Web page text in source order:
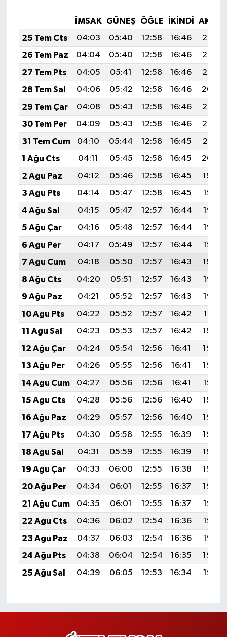
İMSAK GÜNEŞ ÖĞLE İKINDI
25 Tem Cts
04:03 05:40 12:58 16:46
20:06
26 Tem Paz
04:04 05:40 12:58 16:46
20:05
27 Tem Pts
04:05 05:41 12:58 16:46
20:05
28 Tem Sal
04:06 05:42 12:58 16:46
20:04
29 Tem Çar
04:08 05:43 12:58 16:46
20:03
30 Tem Per
04:09 05:43 12:58 16:46
20:02
31 Tem Cum
04:10 05:44 12:58 16:45
20:01
1 Ağu Cts
04:11 05:45 12:58 16:45
20:00
2 Ağu Paz
04:12 05:46 12:58 16:45
19:59
3 Ağu Pts
04:14 05:47 12:58 16:45
19:58
4 Ağu Sal
04:15 05:47 12:57 16:44
19:57
5 Ağu Çar
04:16 05:48 12:57 16:44
19:56
6 Ağu Per
04:17 05:49 12:57 16:44
19:55
7 Ağu Cum
04:18 05:50 12:57 16:43
19:54
8 Ağu Cts
04:20 05:51 12:57 16:43
19:53
9 Ağu Paz
04:21 05:52 12:57 16:43
19:52
10 Ağu Pts
04:22 05:52 12:57 16:42
19:51
11 Ağu Sal
04:23 05:53 12:57 16:42
19:50
12 Ağu Çar
04:24 05:54 12:56 16:41
19:49
13 Ağu Per
04:26 05:55 12:56 16:41
19:48
14 Ağu Cum
04:27 05:56 12:56 16:41
19:47
15 Ağu Cts
04:28 05:56 12:56 16:40
19:45
16 Ağu Paz
04:29 05:57 12:56 16:40
19:44
17 Ağu Pts
04:30 05:58 12:55 16:39
19:43
18 Ağu Sal
04:31 05:59 12:55 16:39
19:42
19 Ağu Çar
04:33 06:00 12:55 16:38
19:40
20 Ağu Per
04:34 06:01 12:55 16:37
19:39
21 Ağu Cum
04:35 06:01 12:55 16:37
19:38
22 Ağu Cts
04:36 06:02 12:54 16:36
19:36
23 Ağu Paz
04:37 06:03 12:54 16:36
19:35
24 Ağu Pts
04:38 06:04 12:54 16:35
19:34
25 Ağu Sal
04:39 06:05 12:53 16:34 19:32